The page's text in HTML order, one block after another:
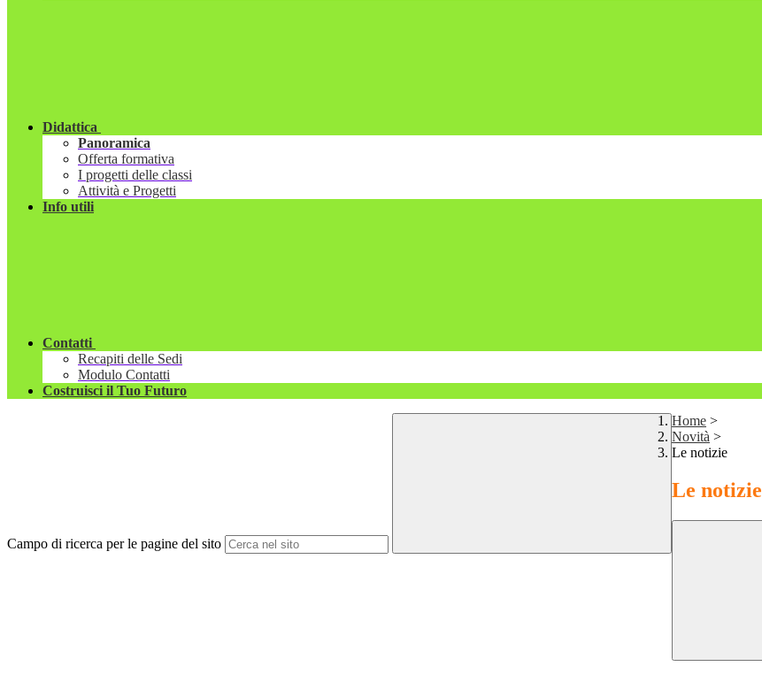
Didattica
Panoramica
Offerta formativa
I progetti delle classi
Attività e Progetti
Info utili
Contatti
Recapiti delle Sedi
Modulo Contatti
Costruisci il Tuo Futuro
Campo di ricerca per le pagine del sito
Home >
Novità >
Le notizie
Le notizie